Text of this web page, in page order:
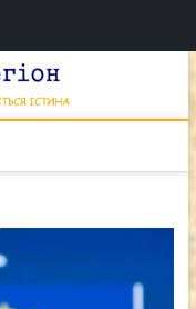
&
НАРОДЖУЄТЬСЯ